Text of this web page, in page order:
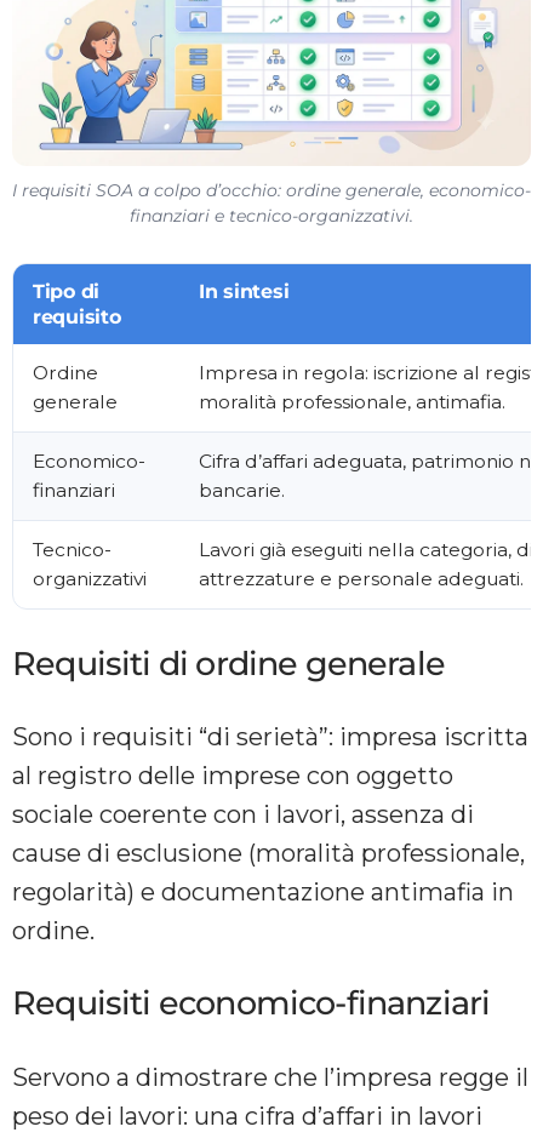
I requisiti SOA a colpo d’occhio: ordine generale, economico-
finanziari e tecnico-organizzativi.
Tipo di
requisito
In sintesi
Ordine
generale
Impresa in regola: iscrizione al
moralità professionale, antimafia.
Economico-
finanziari
Cifra d’affari adeguata, patrimonio
bancarie.
Tecnico-
organizzativi
Lavori già eseguiti nella categoria,
attrezzature e personale adeguati.
Requisiti di ordine generale
Sono i requisiti “di serietà”: impresa iscritta
al registro delle imprese con oggetto
sociale coerente con i lavori, assenza di
cause di esclusione (moralità professionale,
regolarità) e documentazione antimafia in
ordine.
Requisiti economico-finanziari
Servono a dimostrare che l’impresa regge il
peso dei lavori: una cifra d’affari in lavori